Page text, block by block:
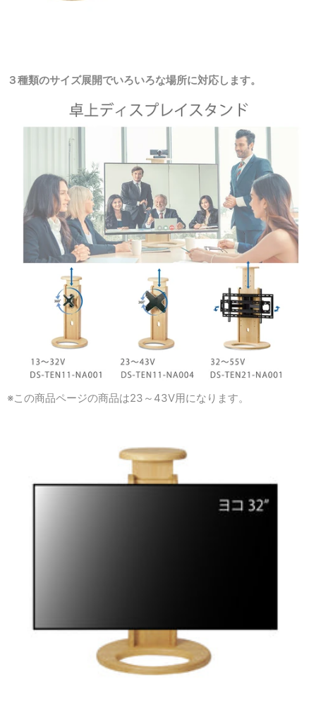
３種類のサイズ展開でいろいろな場所に対応します。
※この商品ページの商品は23～43V用になります。